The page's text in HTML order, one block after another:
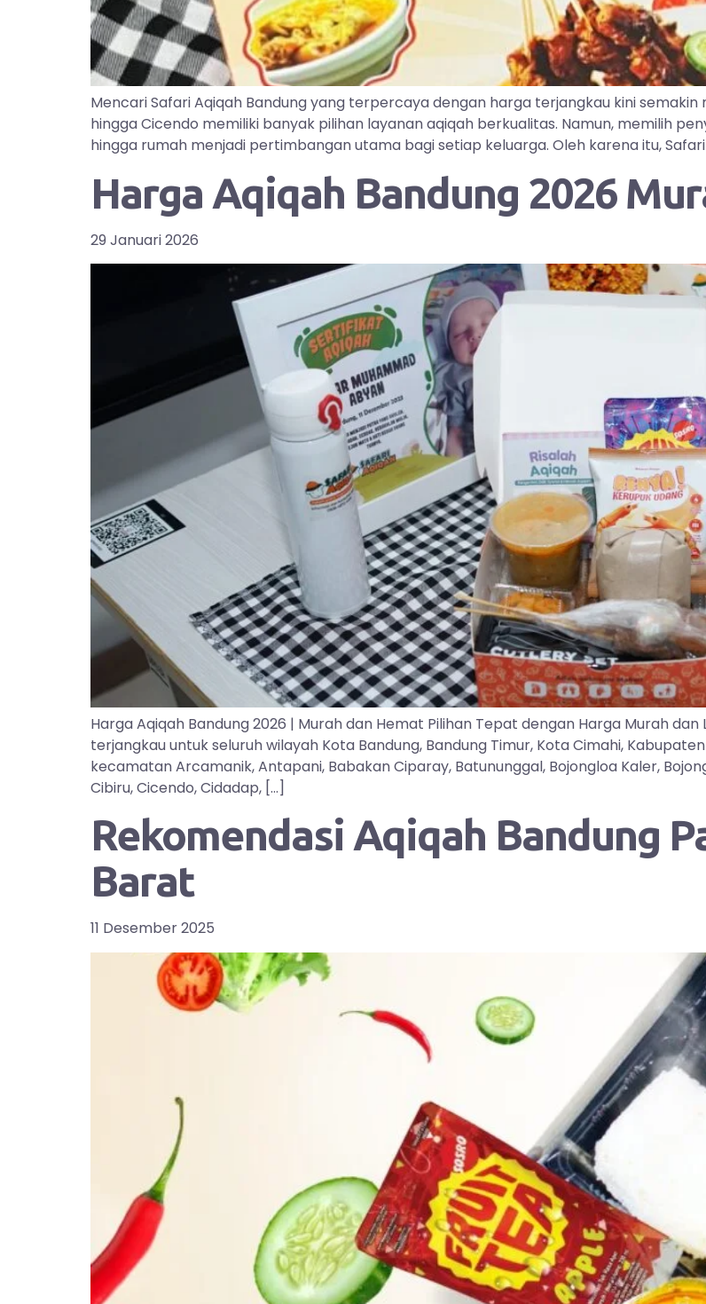
Mencari Safari Aqiqah Bandung yang terpercaya dengan harga terjangkau kini semakin
hingga Cicendo memiliki banyak pilihan layanan aqiqah berkualitas. Namun, memilih
hingga rumah menjadi pertimbangan utama bagi setiap keluarga. Oleh karena itu,
Harga Aqiqah Bandung 2026
29 Januari 2026
Harga Aqiqah Bandung 2026 | Murah dan Hemat Pilihan Tepat dengan Harga Murah
terjangkau untuk seluruh wilayah Kota Bandung, Bandung Timur, Kota Cimahi,
kecamatan Arcamanik, Antapani, Babakan Ciparay, Batununggal, Bojongloa Kaler,
Cibiru, Cicendo, Cidadap, […]
Rekomendasi Aqiqah Bandung
Barat
11 Desember 2025